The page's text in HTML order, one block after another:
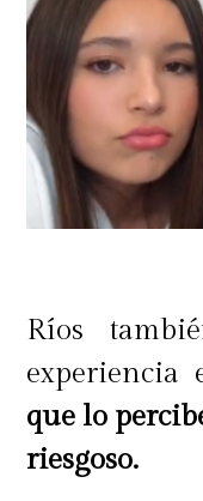
te invitamos
asistir a la
de abril y 3
los días.
Ríos
experiencia
que lo
riesgoso.